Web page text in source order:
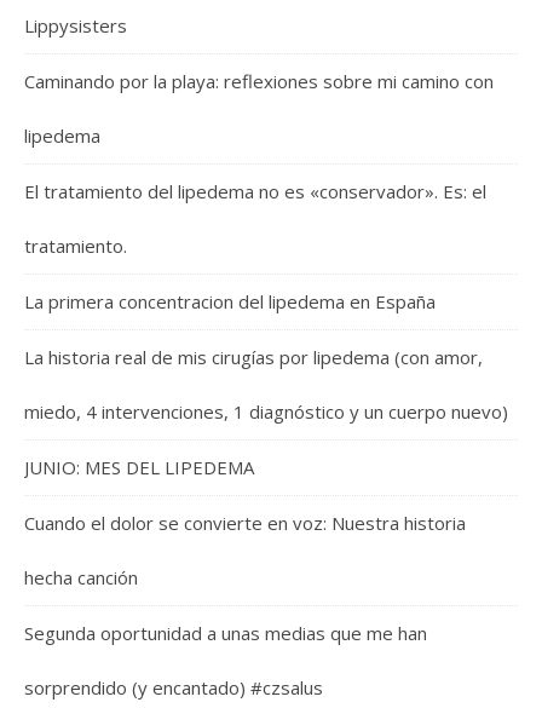
Lippysisters
Caminando por la playa: reflexiones sobre mi camino con
lipedema
El tratamiento del lipedema no es «conservador». Es: el
tratamiento.
La primera concentracion del lipedema en España
La historia real de mis cirugías por lipedema (con amor,
miedo, 4 intervenciones, 1 diagnóstico y un cuerpo nuevo)
JUNIO: MES DEL LIPEDEMA
Cuando el dolor se convierte en voz: Nuestra historia
hecha canción
Segunda oportunidad a unas medias que me han
sorprendido (y encantado) #czsalus